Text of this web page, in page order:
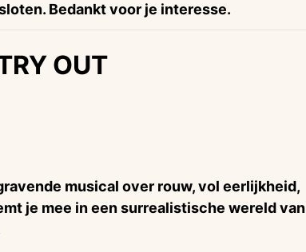
Bedankt voor je interesse.
OUT
musical over rouw, vol eerlijkheid,
je mee in een surrealistische wereld van